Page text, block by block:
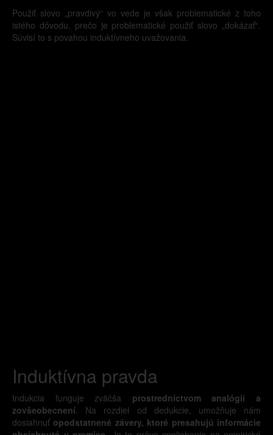
Použiť slovo „pravdivý“ vo vede je však problematické z toho
istého dôvodu, prečo je problematické použiť slovo „dokázať“.
Súvisí to s povahou induktívneho uvažovania.
Induktívna pravda
Indukcia funguje zväčša prostredníctvom analógií a
zovšeobecnení. Na rozdiel od dedukcie, umožňuje nám
dosiahnuť opodstatnené závery, ktoré presahujú informácie